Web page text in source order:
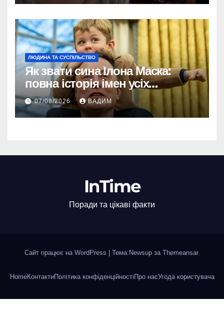
ЛЮДИНА ТА СУСПІЛЬСТВО
Як звати сина Ілона Маска:
повна історія імен усіх
хлопчиків мільярдера
07/08/2026 ВАДИМ
InTime
Поради та цікаві факти
Сайт працює на WordPress | Тема:Newsup за Themeansar.
HomeКонтактиПолітика конфіденційності Про насУгода користувача